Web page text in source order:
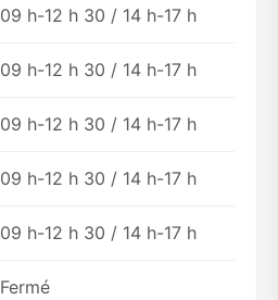
09 h-12 h 30 / 14 h-17 h
09 h-12 h 30 / 14 h-17 h
09 h-12 h 30 / 14 h-17 h
09 h-12 h 30 / 14 h-17 h
09 h-12 h 30 / 14 h-17 h
Fermé